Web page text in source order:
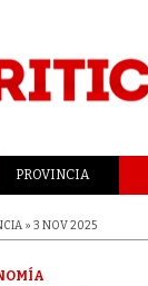
PROVINCIA
» 3 NOV 2025